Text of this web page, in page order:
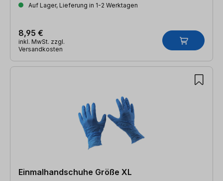
Auf Lager, Lieferung in 1-2 Werktagen
8,95 €
inkl. MwSt. zzgl.
Versandkosten
Einmalhandschuhe Größe XL